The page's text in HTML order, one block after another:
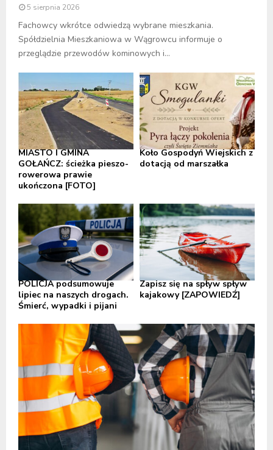
5 sierpnia 2026
Fachowcy wkrótce odwiedzą wybrane mieszkania.
Spółdzielnia Mieszkaniowa w Wągrowcu informuje o
przeglądzie przewodów kominowych i...
MIASTO I GMINA
GOŁAŃCZ: ścieżka pieszo-
rowerowa prawie
ukończona [FOTO]
Koło Gospodyń Wiejskich z
dotacją od marszałka
POLICJA podsumowuje
lipiec na naszych drogach.
Śmierć, wypadki i pijani
Zapisz się na spływ spływ
kajakowy [ZAPOWIEDŹ]